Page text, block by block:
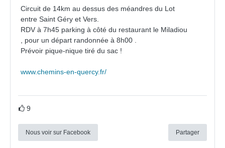
Circuit de 14km au dessus des méandres du Lot
entre Saint Géry et Vers.
RDV à 7h45 parking à côté du restaurant le Miladiou
, pour un départ randonnée à 8h00 .
Prévoir pique-nique tiré du sac !
www.chemins-en-quercy.fr/
9
Nous voir sur Facebook Partager